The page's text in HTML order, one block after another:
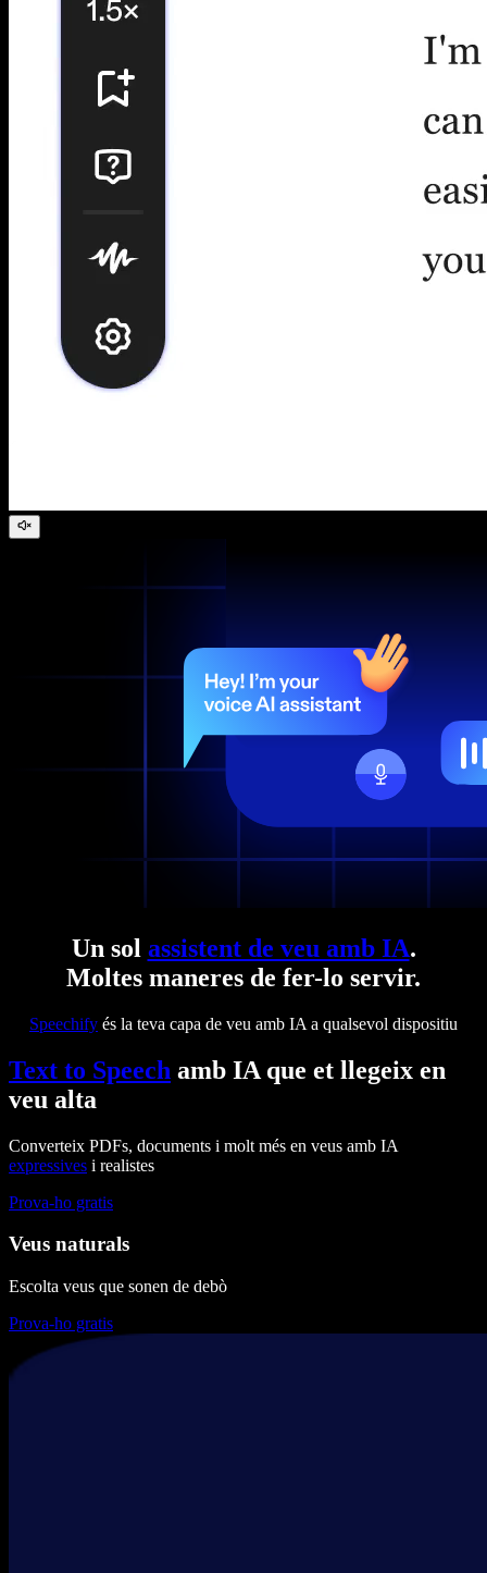
Un sol assistent de veu amb IA.
Moltes maneres de fer-lo servir.
Speechify és la teva capa de veu amb IA a qualsevol dispositiu
Text to Speech amb IA que et llegeix en
veu alta
Converteix PDFs, documents i molt més en veus amb IA
expressives i realistes
Prova-ho gratis
Veus naturals
Escolta veus que sonen de debò
Prova-ho gratis